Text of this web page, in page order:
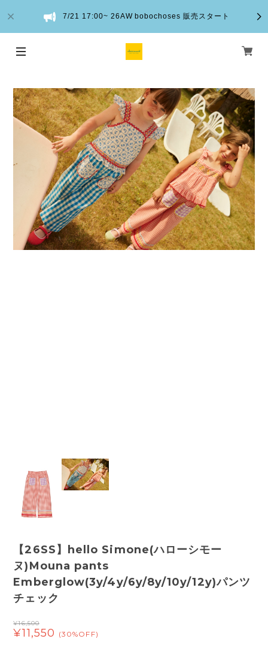
7/21 17:00~ 26AW bobochoses 販売スタート
【26SS】hello Simone(ハローシモー
ヌ)Mouna pants
Emberglow(3y/4y/6y/8y/10y/12y)パンツ
チェック
¥16,500
¥11,550 (30%OFF)